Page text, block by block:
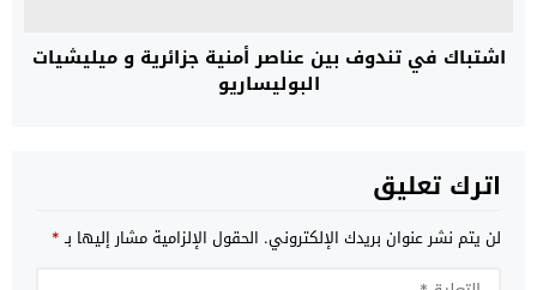
اشتباك في تندوف بين عناصر أمنية جزائرية و ميليشيات
البوليساريو
اترك تعليق
لن يتم نشر عنوان بريدك الإلكتروني. الحقول الإلزامية مشار إليها بـ*